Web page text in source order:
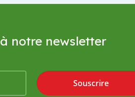
notre newsletter
Souscrire